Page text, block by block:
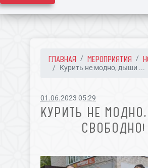
ГЛАВНАЯ МЕРОПРИЯТИЯ
Курить не модно, дыши ...
01.06.2023 05:29
КУРИТЬ НЕ
СВОБОДНО!